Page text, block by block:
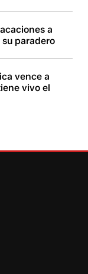
a
paradero
vence a
vivo el